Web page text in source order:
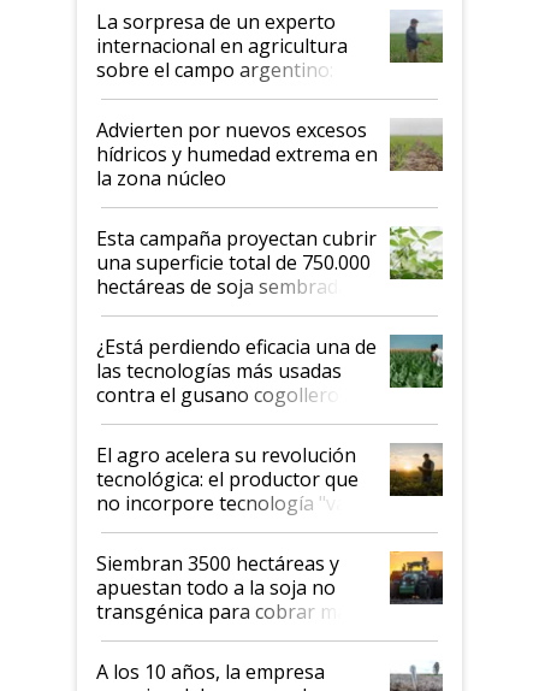
La sorpresa de un experto
internacional en agricultura
sobre el campo argentino:
"Estoy muy impresionado"
Advierten por nuevos excesos
hídricos y humedad extrema en
la zona núcleo
Esta campaña proyectan cubrir
una superficie total de 750.000
hectáreas de soja sembradas
con una nueva generación de
variedades que marcan un
salto tecnológico en genética y
rendimiento
¿Está perdiendo eficacia una de
las tecnologías más usadas
contra el gusano cogollero? El
desafío de una tecnología clave
El agro acelera su revolución
tecnológica: el productor que
no incorpore tecnología "va a
perder el tren"
Siembran 3500 hectáreas y
apuestan todo a la soja no
transgénica para cobrar más
por tonelada: compraron un
semillero
A los 10 años, la empresa